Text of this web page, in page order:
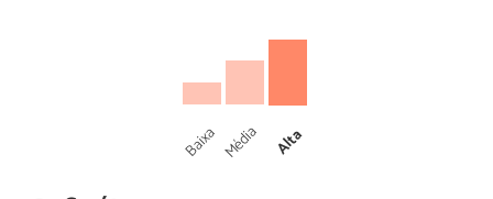
Baixa Média Alta